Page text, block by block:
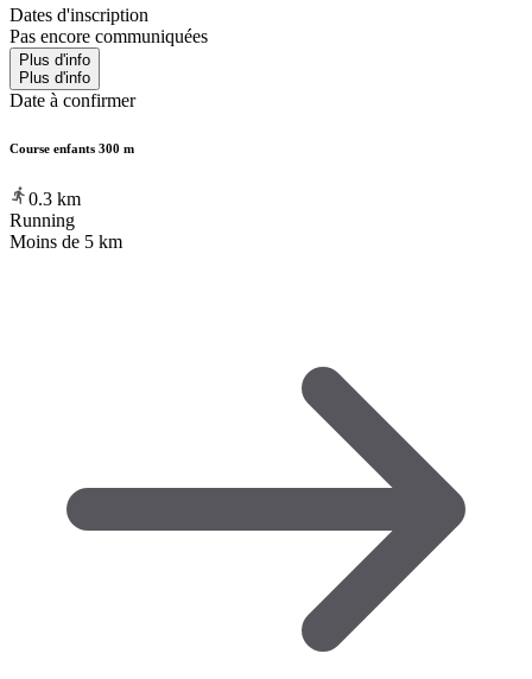
Dates d'inscription
Pas encore communiquées
Plus d'info
Plus d'info
Date à confirmer
Course enfants 300 m
0.3 km
Running
Moins de 5 km